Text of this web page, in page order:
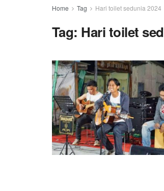
Home Tag Hari toilet sedunia 2024
Tag: Hari toilet